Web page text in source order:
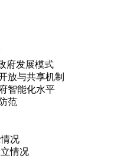
府发展模式
放与共享机制
智能化水平
范
况
情况